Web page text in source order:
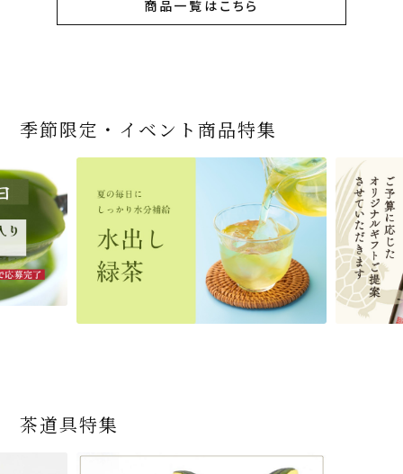
商品一覧はこちら
季節限定・イベント商品特集
茶道具特集